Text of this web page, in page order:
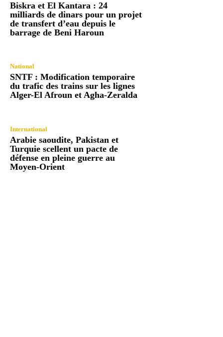
Biskra et El Kantara : 24
milliards de dinars pour un projet
de transfert d’eau depuis le
barrage de Beni Haroun
National
SNTF : Modification temporaire
du trafic des trains sur les lignes
Alger-El Afroun et Agha-Zeralda
International
Arabie saoudite, Pakistan et
Turquie scellent un pacte de
défense en pleine guerre au
Moyen-Orient